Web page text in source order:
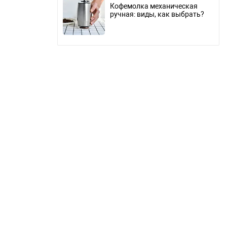
Кофемолка механическая
ручная: виды, как выбрать?